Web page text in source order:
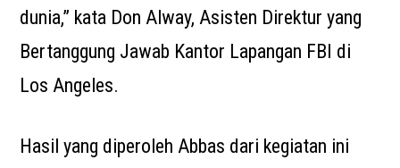
dunia,” kata Don Alway, Asisten Direktur yang
Bertanggung Jawab Kantor Lapangan FBI di
Los Angeles.
Hasil yang diperoleh Abbas dari kegiatan ini